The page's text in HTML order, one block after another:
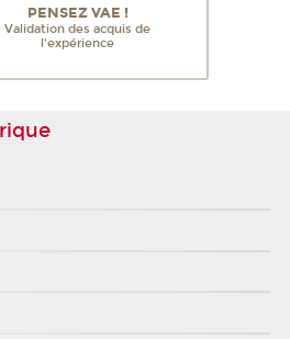
PENSEZ VAE !
Validation des acquis de
l'expérience